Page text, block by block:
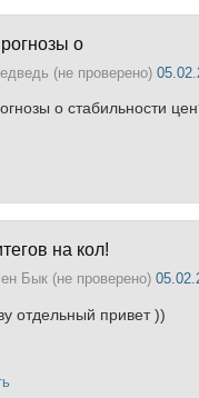
о
(не проверено)
о стабильности
на кол!
Бык (не проверено)
отдельный привет ))